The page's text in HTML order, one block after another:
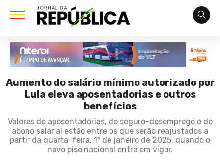
Aumento do salário mínimo autorizado por
Lula eleva aposentadorias e outros
benefícios
Valores de aposentadorias, do seguro-desemprego e do
abono salarial estão entre os que serão reajustados a
partir da quarta-feira, 1º de janeiro de 2025, quando o
novo piso nacional entra em vigor.